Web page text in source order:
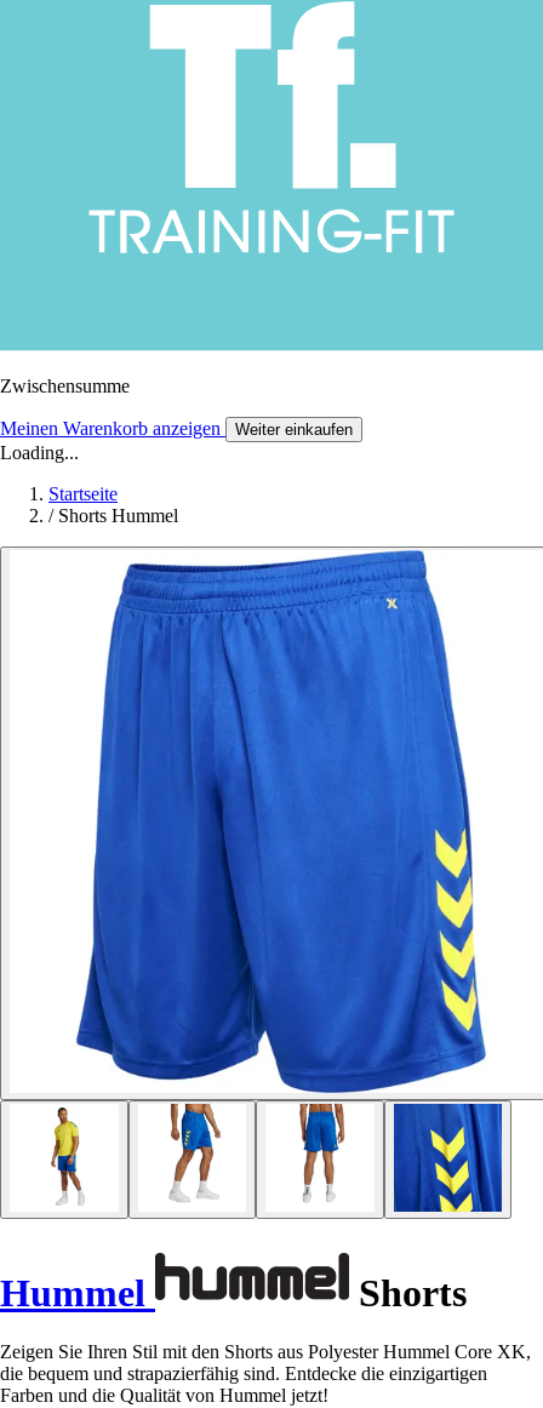
Zwischensumme
Meinen Warenkorb anzeigen Weiter einkaufen
Loading...
Startseite
/ Shorts Hummel
Hummel Shorts
Zeigen Sie Ihren Stil mit den Shorts aus Polyester Hummel Core XK,
die bequem und strapazierfähig sind. Entdecke die einzigartigen
Farben und die Qualität von Hummel jetzt!